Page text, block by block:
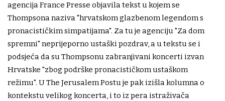
agencija France Presse objavila tekst u kojem se
Thompsona naziva "hrvatskom glazbenom legendom s
pronacističkim simpatijama". Za tu je agenciju "Za dom
spremni" neprijeporno ustaški pozdrav, a u tekstu se i
podsjeća da su Thompsonu zabranjivani koncerti izvan
Hrvatske "zbog podrške pronacističkom ustaškom
režimu". U The Jerusalem Postu je pak izišla kolumna o
kontekstu velikog koncerta, i to iz pera istraživača